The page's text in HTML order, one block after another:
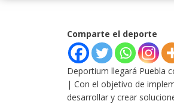
Comparte el deporte
Deportium llegará Puebla
| Con el objetivo de
desarrollar y crear